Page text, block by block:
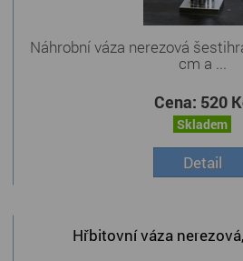
Náhrobní váza nerezová
cm a ...
Cena: 520
Skladem
Detail
Hřbitovní váza